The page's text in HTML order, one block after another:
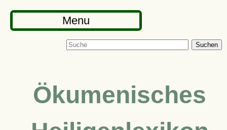
Menu
Suchen
Ökumenisches